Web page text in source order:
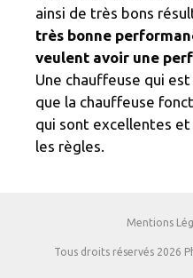
ainsi de très bons
très bonne
veulent avoir une
Une chauffeuse qui
que la chauffeuse
qui sont excellentes
les règles.
Mentions
Tous droits réservés 2026